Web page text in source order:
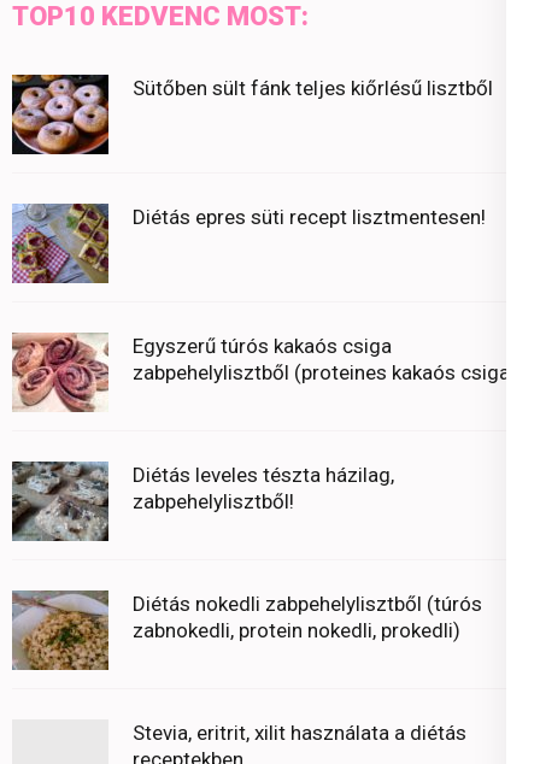
TOP10 KEDVENC MOST:
Sütőben sült fánk teljes kiőrlésű lisztből
Diétás epres süti recept lisztmentesen!
Egyszerű túrós kakaós csiga
zabpehelylisztből (proteines kakaós csiga)
Diétás leveles tészta házilag,
zabpehelylisztből!
Diétás nokedli zabpehelylisztből (túrós
zabnokedli, protein nokedli, prokedli)
Stevia, eritrit, xilit használata a diétás